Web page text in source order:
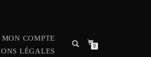
MON COMPTE
LÉGALES
0